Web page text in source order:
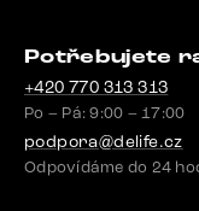
Potřebujete
+420 770 313 313
Po – Pá: 9:00 – 17:00
podpora@delife.cz
Odpovídáme do 24